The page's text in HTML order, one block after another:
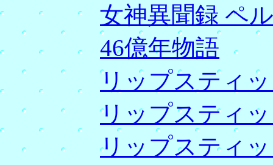
女神異聞録 ペ
46億年物語
リップスティ
リップスティ
リップスティ